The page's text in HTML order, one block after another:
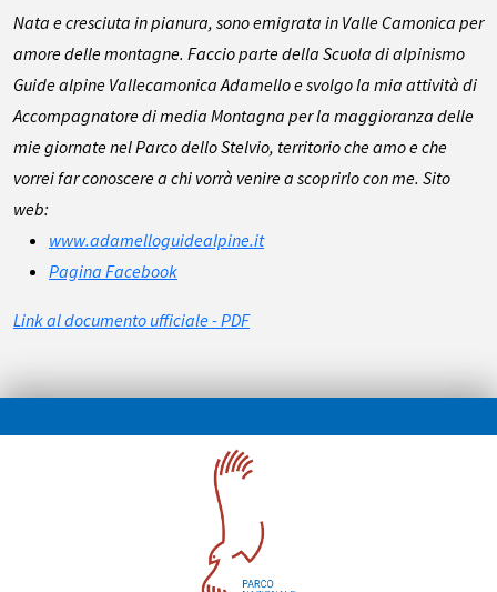
Nata e cresciuta in pianura, sono emigrata in Valle Camonica per
amore delle montagne. Faccio parte della Scuola di alpinismo
Guide alpine Vallecamonica Adamello e svolgo la mia attività di
Accompagnatore di media Montagna per la maggioranza delle
mie giornate nel Parco dello Stelvio, territorio che amo e che
vorrei far conoscere a chi vorrà venire a scoprirlo con me. Sito
web:
www.adamelloguidealpine.it
Pagina Facebook
Link al documento ufficiale - PDF